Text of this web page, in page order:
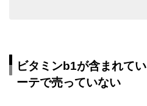
ビタミンb1が含まれて
ーテで売っていない